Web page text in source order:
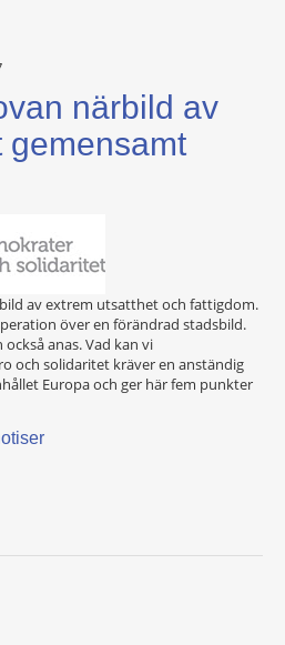
närbild av
gemensamt
av extrem utsatthet och fattigdom.
över en förändrad stadsbild.
anas. Vad kan vi
och solidaritet kräver en anständig
Europa och ger här fem punkter